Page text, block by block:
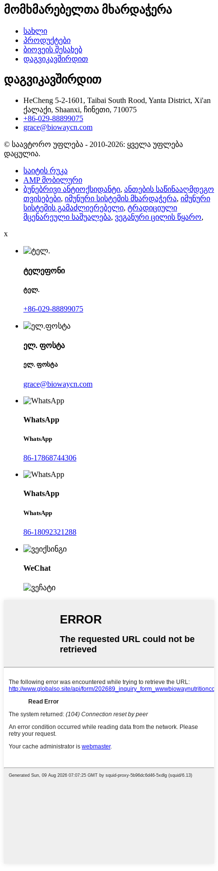
მომხმარებელთა მხარდაჭერა
სახლი
პროდუქტები
ბიოვეის შესახებ
დაგვიკავშირდით
დაგვიკავშირდით
HeCheng 5-2-1601, Taibai South Rood, Yanta District, Xi'an
ქალაქი, Shaanxi, ჩინეთი, 710075
+86-029-88899075
grace@biowaycn.com
© საავტორო უფლება - 2010-2026: ყველა უფლება
დაცულია.
საიტის რუკა
AMP მობილური
ბუნებრივი ანტიოქსიდანტი, ანთების საწინააღმდეგო
თვისებები, იმუნური სისტემის მხარდაჭერა, იმუნური
სისტემის გამაძლიერებელი, ტრადიციული
მცენარეული საშუალება, ვეგანური ცილის წყარო,
x
ტელეფონი
ტელ.
+86-029-88899075
ელ. ფოსტა
ელ. ფოსტა
grace@biowaycn.com
WhatsApp
WhatsApp
86-17868744306
WhatsApp
WhatsApp
86-18092321288
WeChat